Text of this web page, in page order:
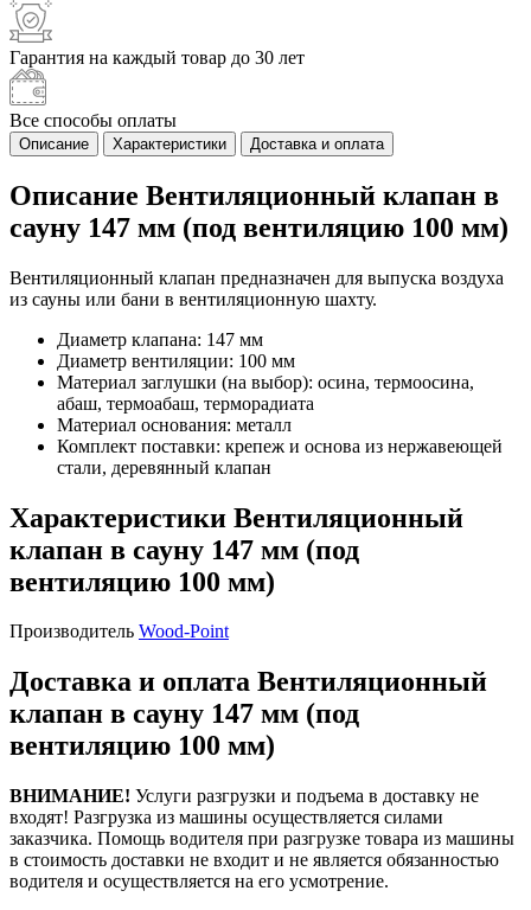
Гарантия на каждый товар до 30 лет
Все способы оплаты
Описание Характеристики Доставка и оплата
Описание Вентиляционный клапан в
сауну 147 мм (под вентиляцию 100 мм)
Вентиляционный клапан предназначен для выпуска воздуха
из сауны или бани в вентиляционную шахту.
Диаметр клапана: 147 мм
Диаметр вентиляции: 100 мм
Материал заглушки (на выбор): осина, термоосина,
абаш, термоабаш, терморадиата
Материал основания: металл
Комплект поставки: крепеж и основа из нержавеющей
стали, деревянный клапан
Характеристики Вентиляционный
клапан в сауну 147 мм (под
вентиляцию 100 мм)
Производитель Wood-Point
Доставка и оплата Вентиляционный
клапан в сауну 147 мм (под
вентиляцию 100 мм)
ВНИМАНИЕ! Услуги разгрузки и подъема в доставку не
входят! Разгрузка из машины осуществляется силами
заказчика. Помощь водителя при разгрузке товара из машины
в стоимость доставки не входит и не является обязанностью
водителя и осуществляется на его усмотрение.